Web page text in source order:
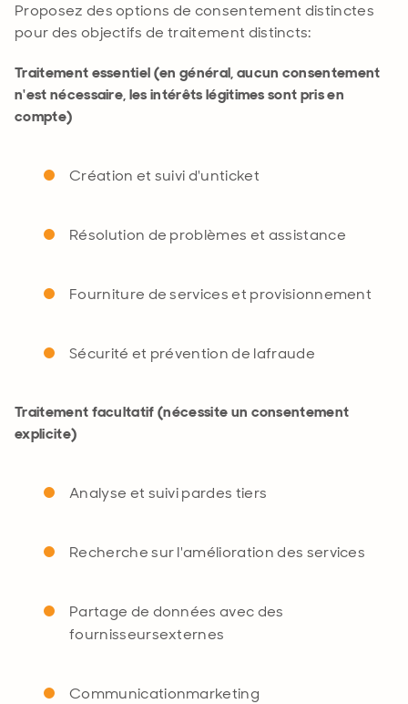
Proposez des options de consentement distinctes
pour des objectifs de traitement distincts:
Traitement essentiel (en général, aucun consentement
n'est nécessaire, les intérêts légitimes sont pris en
compte)
Création et suivi d'unticket
Résolution de problèmes et assistance
Fourniture de services et provisionnement
Sécurité et prévention de lafraude
Traitement facultatif (nécessite un consentement
explicite)
Analyse et suivi pardes tiers
Recherche sur l'amélioration des services
Partage de données avec des
fournisseursexternes
Communicationmarketing